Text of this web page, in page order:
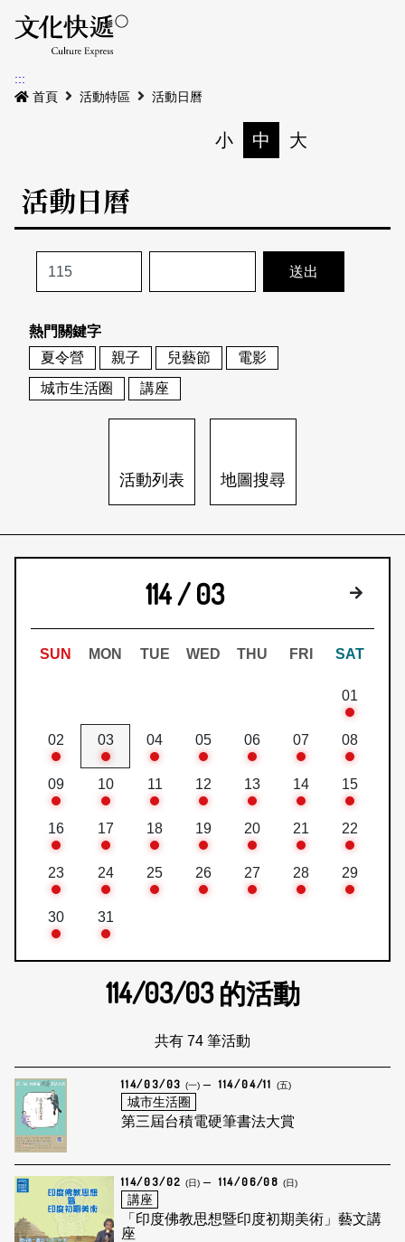
最新公告
本期專題
歷史專題
活動特區
活動列表
地圖搜尋
關於我們
關於我們
刊物索取地點
會員基本資料
刊登活動
網站導覽 English
日本語 登入/註冊
:::
首頁
活動特區 活動日曆
小 中 大
活動日曆
熱門關鍵字
夏令營
親子 兒藝節
電影
城市生活圈
講座
活動列表 地圖搜尋
114 / 03 下個月
SUN MON TUE WED THU FRI SAT
01
02 03 04 05 06 07 08
09 10 11 12 13 14 15
16 17 18 19 20 21 22
23 24 25 26 27 28 29
30 31
114/03/03的活動
共有 74 筆活動
114/03/03 (一) 114/04/11 (五)
城市生活圈
第三屆台積電硬筆書法大賞
114/03/02 (日) 114/06/08 (日)
講座
「印度佛教思想暨印度初期美術」藝文講
座